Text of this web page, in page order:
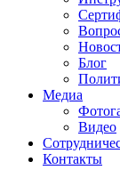
Блог
Медиа
Видео
Контакты